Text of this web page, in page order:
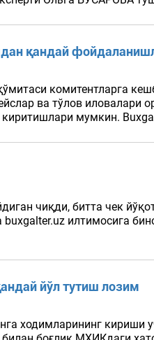
қандай
комитентларга
ва тўлов иловалари
мумкин.
чиқди, битта чек
илтимосига
йўл тутиш лозим
ходимларининг